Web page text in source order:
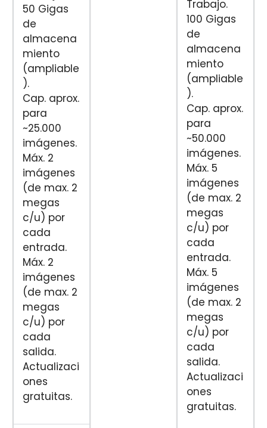
50 Gigas
de
almacena
miento
(ampliable
).
Cap. aprox.
para
~25.000
imágenes.
Máx. 2
imágenes
(de max. 2
megas
c/u) por
cada
entrada.
Máx. 2
imágenes
(de max. 2
megas
c/u) por
cada
salida.
Actualizaci
ones
gratuitas.
Trabajo.
100 Gigas
de
almacena
miento
(ampliable
).
Cap. aprox.
para
~50.000
imágenes.
Máx. 5
imágenes
(de max. 2
megas
c/u) por
cada
entrada.
Máx. 5
imágenes
(de max. 2
megas
c/u) por
cada
salida.
Actualizaci
ones
gratuitas.